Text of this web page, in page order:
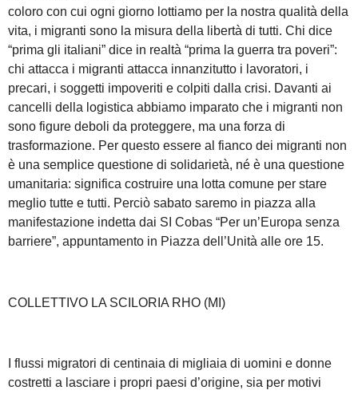
coloro con cui ogni giorno lottiamo per la nostra qualità della
vita, i migranti sono la misura della libertà di tutti. Chi dice
“prima gli italiani” dice in realtà “prima la guerra tra poveri”:
chi attacca i migranti attacca innanzitutto i lavoratori, i
precari, i soggetti impoveriti e colpiti dalla crisi. Davanti ai
cancelli della logistica abbiamo imparato che i migranti non
sono figure deboli da proteggere, ma una forza di
trasformazione. Per questo essere al fianco dei migranti non
è una semplice questione di solidarietà, né è una questione
umanitaria: significa costruire una lotta comune per stare
meglio tutte e tutti. Perciò sabato saremo in piazza alla
manifestazione indetta dai SI Cobas “Per un’Europa senza
barriere”, appuntamento in Piazza dell’Unità alle ore 15.
COLLETTIVO LA SCILORIA RHO (MI)
I flussi migratori di centinaia di migliaia di uomini e donne
costretti a lasciare i propri paesi d’origine, sia per motivi